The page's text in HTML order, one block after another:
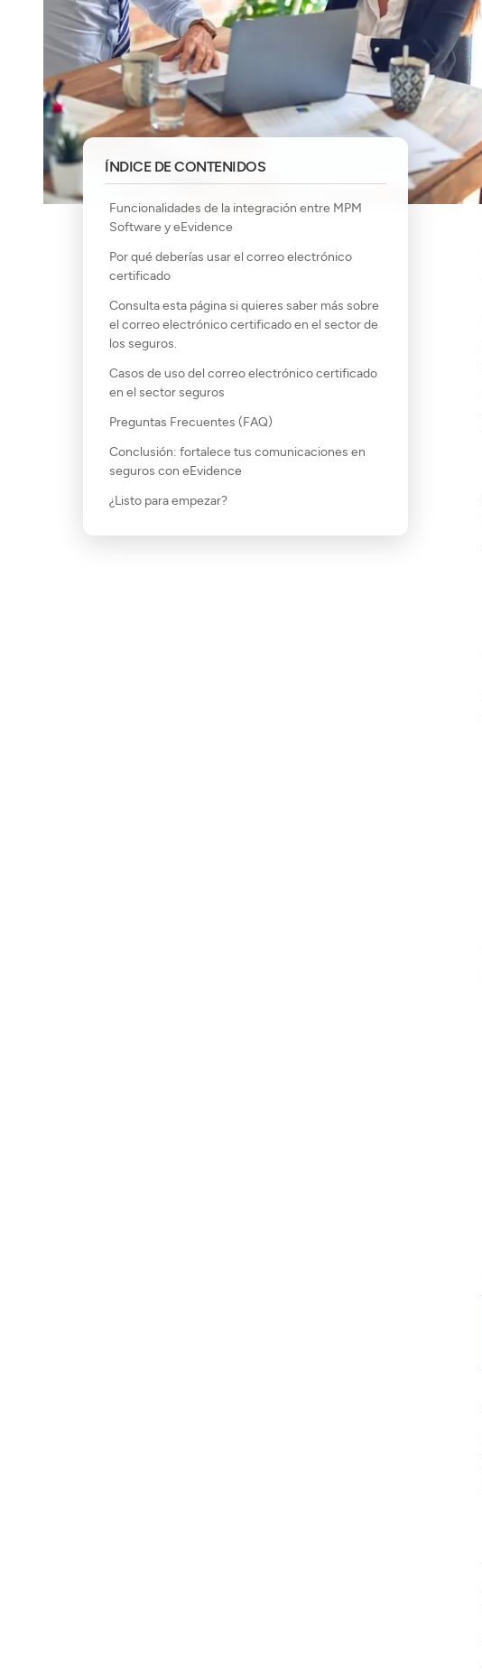
ÍNDICE DE CONTENIDOS
Funcionalidades de la integración entre MPM
Software y eEvidence
Por qué deberías usar el correo electrónico
certificado
Consulta esta página si quieres saber más sobre
el correo electrónico certificado en el sector de
los seguros.
Casos de uso del correo electrónico certificado
en el sector seguros
Preguntas Frecuentes (FAQ)
Conclusión: fortalece tus comunicaciones en
seguros con eEvidence
¿Listo para empezar?